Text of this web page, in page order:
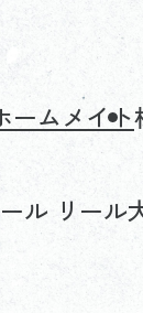
ームメイト
ル リール